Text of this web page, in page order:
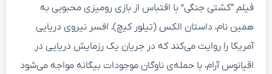
فیلم “کشتی جنگی” با اقتباس از بازی رومیزی محبوبی به
همین نام، داستان الکس (تیلور کیچ)، افسر نیروی دریایی
آمریکا را روایت می‌کند که در جریان یک رزمایش دریایی در
اقیانوس آرام، با حمله‌ی ناوگان موجودات بیگانه مواجه می‌شود